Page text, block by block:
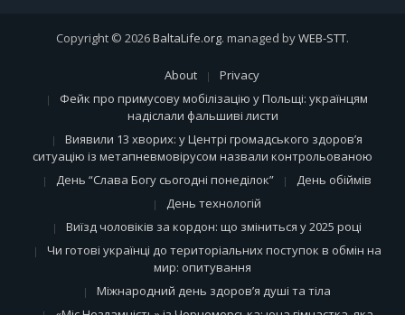
Copyright © 2026BaltaLife.org. managed byWEB-STT.
About
Privacy
Фейк про примусову мобілізацію у Польщі: українцям
надіслали фальшиві листи
Виявили 13 хворих: у Центрі громадського здоров’я
ситуацію із метапневмовірусом назвали контрольованою
День “Слава Богу сьогодні понеділок”
День обіймів
День технологій
Виїзд чоловіків за кордон: що зміниться у 2025 році
Чи готові українці до територіальних поступок в обмін на
мир: опитування
Міжнародний день здоров’я душі та тіла